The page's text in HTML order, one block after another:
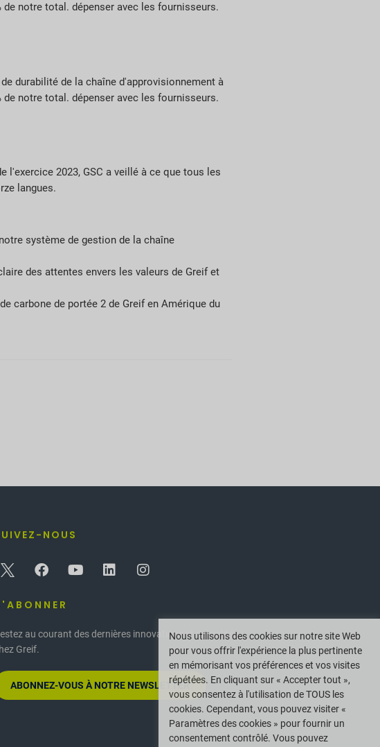
de notre total. dépenser avec les fournisseurs.
durabilité de la chaîne d'approvisionnement à
de notre total. dépenser avec les fournisseurs.
2023, GSC a veillé à ce que tous les
langues.
système de gestion de la chaîne
des attentes envers les valeurs de Greif et
carbone de portée 2 de Greif en Amérique du
NOUS
au courant des dernières innovations et actualités
Greif.
ABONNEZ-VOUS À NOTRE NEWSLETTER
Nous utilisons des cookies sur notre site Web
pour vous offrir l'expérience la plus pertinente
en mémorisant vos préférences et vos visites
répétées. En cliquant sur « Accepter tout »,
vous consentez à l'utilisation de TOUS les
cookies. Cependant, vous pouvez visiter «
Paramètres des cookies » pour fournir un
consentement contrôlé. Vous pouvez